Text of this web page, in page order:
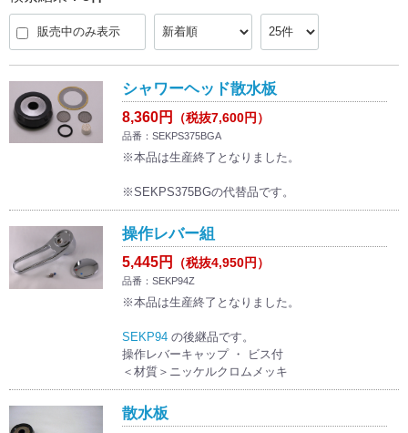
販売中のみ表示
シャワーヘッド散水板
8,360円 （税抜7,600円）
品番：SEKPS375BGA
※本品は生産終了となりました。
※SEKPS375BGの代替品です。
操作レバー組
5,445円 （税抜4,950円）
品番：SEKP94Z
※本品は生産終了となりました。
SEKP94の後継品です。
操作レバーキャップ ・ ビス付
＜材質＞ニッケルクロムメッキ
散水板